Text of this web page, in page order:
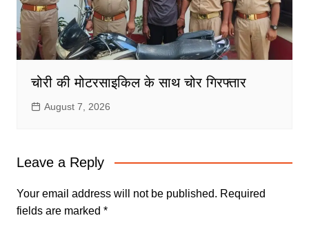
चोरी की मोटरसाइकिल के साथ चोर गिरफ्तार
August 7, 2026
Leave a Reply
Your email address will not be published. Required
fields are marked *